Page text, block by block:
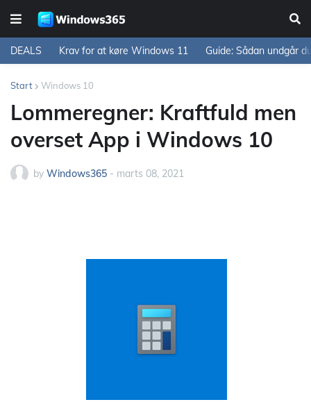
DEALS Krav for at køre Windows 11 Guide: Sådan undgår
Start Windows 10
Lommeregner: Kraftfuld men
overset App i Windows 10
by Windows365 - marts 08, 2021